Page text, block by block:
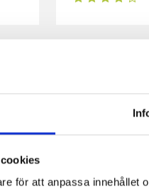
för att anpassa innehållet